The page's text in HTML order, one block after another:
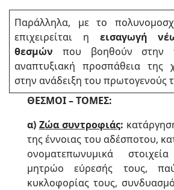
Παράλληλα, με το
επιχειρείται η εισαγωγή
θεσμών που βοηθούν στην
αναπτυξιακή προσπάθεια της
στην ανάδειξη του πρωτογενούς
ΘΕΣΜΟΙ – ΤΟΜΕΣ:
α) Ζώα συντροφιάς:
της έννοιας του αδέσποτου,
ονοματεπωνυμικά
μητρώο εύρεσής τους,
κυκλοφορίας τους,